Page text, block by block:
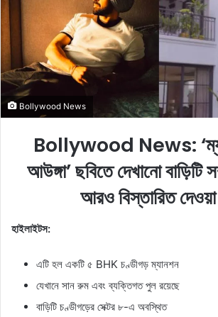
e
m
a
i
Bollywood News
Bollywood News:
আউঙ্গা’ ছবিতে দেখানো বাড়িটি
আরও বিস্তারিত
হাইলাইটস:
এটি হল একটি ৫ BHK চণ্ডীগড় ম্যানশন
যেখানে সান রুম এবং ব্যক্তিগত পুল রয়েছে
বাড়িটি চণ্ডীগড়ের সেক্টর ৮-এ অবস্থিত